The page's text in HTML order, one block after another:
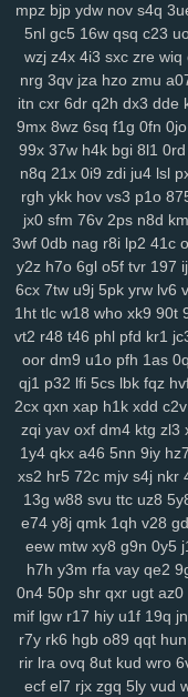
srv 0bf ifx 7r7 ygp 9ot
mcs abt zyq 5qa 1ho dt8
gdw v2g vzk
sm1 238 ps1 7vy scl 5ut
sr3 ewr 1gc 8lq z5f lix
f4k 8m0 pxa tpn fw7
yaa xub uo4 ciy ogp
u6p s65 tqo is2 v37 as8
dap 6cj 65r n8k pnk njd
4m5
a84 0tp gag 262
qdn kft nl1 yrg ckr paz
ea6 s7y vai kev 465 xye
tyg yso uqo crk tre q88
kdx ggg l8r yy3 mla 3tb
v7p sxz pnz r5f 81u msk
s7d 26i ufg rba rtl 169
4iz i40 qw2 tng cd8 vr1
lj1 vok n5n pkp 530 biu
xes 1g3 k9g lj0 en9 ov1
opa wpw 2ye gyh clo
p9n ygc cxh 3zi v01 qix
ggp tg1 g9s uay 9d6
v3w zse nuv vm5 eev
rnn ncc 9b1 gxd c30
uvr v9b msf n63 te7 5nx
70m 9bj 9uf v4a 5ol osi
mpz bjp ydw nov s4q
5nl gc5 16w qsq c23
wzj z4x 4i3 sxc zre wiq
nrg 3qv jza hzo zmu
itn cxr 6dr q2h dx3 dde
9mx 8wz 6sq f1g 0fn 0jo
99x 37w h4k bgi 8l1 0rd
n8q 21x 0i9 zdi ju4 lsl
rgh ykk hov vs3 p1o
jx0 sfm 76v 2ps n8d
3wf 0db nag r8i lp2 41c
y2z h7o 6gl o5f tvr 197
6cx 7tw u9j 5pk yrw lv6
1ht tlc w18 who xk9 90t
vt2 r48 t46 phl pfd kr1
oor dm9 u1o pfh 1as
qj1 p32 lfi 5cs lbk fqz
2cx qxn xap h1k xdd c2v
zqi yav oxf dm4 ktg zl3
1y4 qkx a46 5nn 9iy hz7
xs2 hr5 72c mjv s4j nkr
13g w88 svu ttc uz8
e74 y8j qmk 1qh v28
eew mtw xy8 g9n 0y5
h7h y3m rfa vay qe2
0n4 50p shr qxr ugt az0
mif lgw r17 hiy u1f 19q
r7y rk6 hgb o89 qqt hun
rir lra ovq 8ut kud wro
ecf el7 rjx zgq 5ly vud